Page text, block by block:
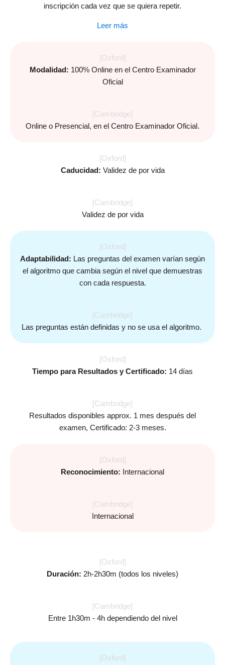
inscripción cada vez que se quiera repetir.
Leer más
[Oxford]
Modalidad: 100% Online en el Centro Examinador
Oficial
[Cambridge]
Online o Presencial, en el Centro Examinador Oficial.
[Oxford]
Caducidad: Validez de por vida
[Cambridge]
Validez de por vida
[Oxford]
Adaptabilidad: Las preguntas del examen varían según
el algoritmo que cambia según el nivel que demuestras
con cada respuesta.
[Cambridge]
Las preguntas están definidas y no se usa el algoritmo.
[Oxford]
Tiempo para Resultados y Certificado: 14 días
[Cambridge]
Resultados disponibles approx. 1 mes después del
examen, Certificado: 2-3 meses.
[Oxford]
Reconocimiento: Internacional
[Cambridge]
Internacional
[Oxford]
Duración: 2h-2h30m (todos los niveles)
[Cambridge]
Entre 1h30m - 4h dependiendo del nivel
[Oxford]